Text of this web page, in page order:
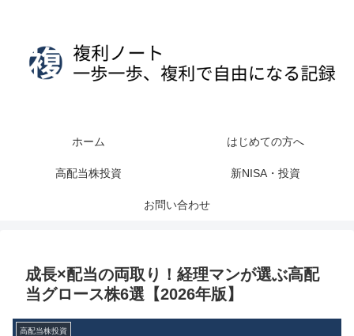
ホーム はじめての方へ
高配当株投資 新NISA・投資
お問い合わせ
成長×配当の両取り！経理マンが選ぶ高配
当グロース株6選【2026年版】
高配当株投資